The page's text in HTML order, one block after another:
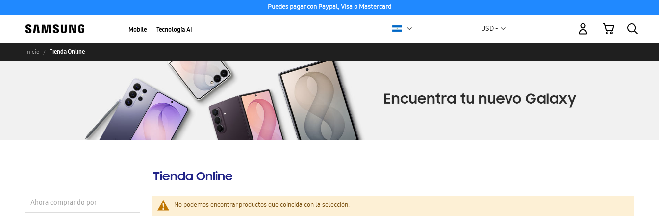
Puedes pagar con Paypal, Visa o Mastercard
Mobile Tecnología AI Moneda
USD -
Mi carrito
Inicio Tienda Online
Tienda Online
No podemos encontrar productos que coincida con la selección.
Ahora comprando por